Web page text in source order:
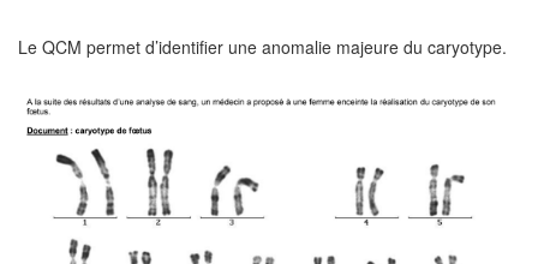
Le QCM permet d’identifier une anomalie majeure du caryotype.